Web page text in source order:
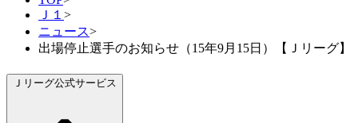
Ｊ１ >
ニュース>
出場停止選手のお知らせ（15年9月15日）【Ｊリーグ】
Ｊリーグ公式サービス